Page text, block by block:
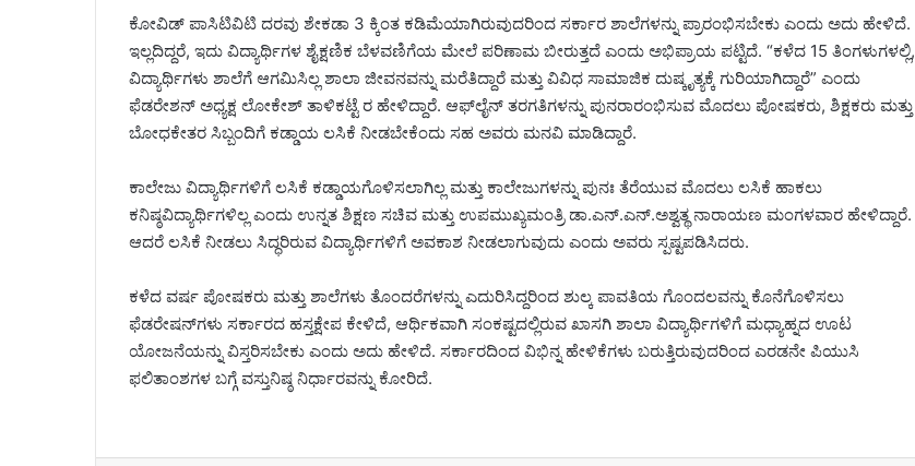
ಕೋವಿಡ್ ಪಾಸಿಟಿವಿಟಿ ದರವು ಶೇಕಡಾ 3 ಕ್ಕಿಂತ ಕಡಿಮೆಯಾಗಿರುವುದರಿಂದ ಸರ್ಕಾರ ಶಾಲೆಗಳನ್ನು ಪ್ರಾರಂಭಿಸಬೇಕು ಎಂದು ಅದು ಹೇಳಿದೆ.
ಇಲ್ಲದಿದ್ದರೆ, ಇದು ವಿದ್ಯಾರ್ಥಿಗಳ ಶೈಕ್ಷಣಿಕ ಬೆಳವಣಿಗೆಯ ಮೇಲೆ ಪರಿಣಾಮ ಬೀರುತ್ತದೆ ಎಂದು ಅಭಿಪ್ರಾಯ ಪಟ್ಟಿದೆ. “ಕಳೆದ 15 ತಿಂಗಳುಗಳಲ್ಲಿ,
ವಿದ್ಯಾರ್ಥಿಗಳು ಶಾಲೆಗೆ ಆಗಮಿಸಿಲ್ಲ ಶಾಲಾ ಜೀವನವನ್ನು ಮರೆತಿದ್ದಾರೆ ಮತ್ತು ವಿವಿಧ ಸಾಮಾಜಿಕ ದುಷ್ಕೃತ್ಯಕ್ಕೆ ಗುರಿಯಾಗಿದ್ದಾರೆ” ಎಂದು
ಫೆಡರೇಶನ್ ಅಧ್ಯಕ್ಷ ಲೋಕೇಶ್ ತಾಳಿಕಟ್ಟೆ ರ ಹೇಳಿದ್ದಾರೆ. ಆಫ್‌ಲೈನ್ ತರಗತಿಗಳನ್ನು ಪುನರಾರಂಭಿಸುವ ಮೊದಲು ಪೋಷಕರು, ಶಿಕ್ಷಕರು ಮತ್ತು
ಬೋಧಕೇತರ ಸಿಬ್ಬಂದಿಗೆ ಕಡ್ಡಾಯ ಲಸಿಕೆ ನೀಡಬೇಕೆಂದು ಸಹ ಅವರು ಮನವಿ ಮಾಡಿದ್ದಾರೆ.
ಕಾಲೇಜು ವಿದ್ಯಾರ್ಥಿಗಳಿಗೆ ಲಸಿಕೆ ಕಡ್ಡಾಯಗೊಳಿಸಲಾಗಿಲ್ಲ ಮತ್ತು ಕಾಲೇಜುಗಳನ್ನು ಪುನಃ ತೆರೆಯುವ ಮೊದಲು ಲಸಿಕೆ ಹಾಕಲು
ಕನಿಷ್ಠವಿದ್ಯಾರ್ಥಿಗಳಿಲ್ಲ ಎಂದು ಉನ್ನತ ಶಿಕ್ಷಣ ಸಚಿವ ಮತ್ತು ಉಪಮುಖ್ಯಮಂತ್ರಿ ಡಾ.ಎನ್.ಎನ್.ಅಶ್ವತ್ಥ ನಾರಾಯಣ ಮಂಗಳವಾರ ಹೇಳಿದ್ದಾರೆ.
ಆದರೆ ಲಸಿಕೆ ನೀಡಲು ಸಿದ್ಧರಿರುವ ವಿದ್ಯಾರ್ಥಿಗಳಿಗೆ ಅವಕಾಶ ನೀಡಲಾಗುವುದು ಎಂದು ಅವರು ಸ್ಪಷ್ಟಪಡಿಸಿದರು.
ಕಳೆದ ವರ್ಷ ಪೋಷಕರು ಮತ್ತು ಶಾಲೆಗಳು ತೊಂದರೆಗಳನ್ನು ಎದುರಿಸಿದ್ದರಿಂದ ಶುಲ್ಕ ಪಾವತಿಯ ಗೊಂದಲವನ್ನು ಕೊನೆಗೊಳಿಸಲು
ಫೆಡರೇಷನ್‌ಗಳು ಸರ್ಕಾರದ ಹಸ್ತಕ್ಷೇಪ ಕೇಳಿದೆ, ಆರ್ಥಿಕವಾಗಿ ಸಂಕಷ್ಟದಲ್ಲಿರುವ ಖಾಸಗಿ ಶಾಲಾ ವಿದ್ಯಾರ್ಥಿಗಳಿಗೆ ಮಧ್ಯಾಹ್ನದ ಊಟ
ಯೋಜನೆಯನ್ನು ವಿಸ್ತರಿಸಬೇಕು ಎಂದು ಅದು ಹೇಳಿದೆ. ಸರ್ಕಾರದಿಂದ ವಿಭಿನ್ನ ಹೇಳಿಕೆಗಳು ಬರುತ್ತಿರುವುದರಿಂದ ಎರಡನೇ ಪಿಯುಸಿ
ಫಲಿತಾಂಶಗಳ ಬಗ್ಗೆ ವಸ್ತುನಿಷ್ಠ ನಿರ್ಧಾರವನ್ನು ಕೋರಿದೆ.